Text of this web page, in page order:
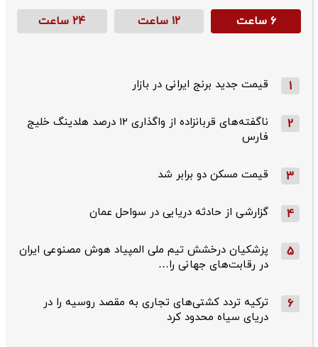
۶ ساعت ۱۲ ساعت ۲۴ ساعت
1 قیمت جدید برنج ایرانی در بازار
2
ناگفته‌های قربانزاده از واگذاری ۱۲ درصد هلدینگ خلیج
فارس
3 قیمت مسکن دو برابر شد
4 گزارشی از حادثه دریایی در سواحل عمان
5
پزشکیان درخشش تیم ملی المپیاد هوش مصنوعی ایران
در رقابت‌های جهانی را…
6
ترکیه تردد کشتی‌های تجاری به مقصد روسیه را در
دریای سیاه محدود کرد